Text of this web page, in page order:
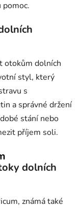
pomoc.
otokům dolních
styl, který
s
a správné držení
stání nebo
příjem soli.
dolních
známá také